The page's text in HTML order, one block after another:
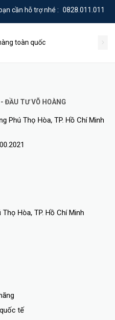
cần hỗ trợ nhé : 0828.011.011
toàn quốc
ĐẦU TƯ VÕ HOÀNG
Phú Thọ Hòa, TP. Hồ Chí Minh
Hòa, TP. Hồ Chí Minh
tế